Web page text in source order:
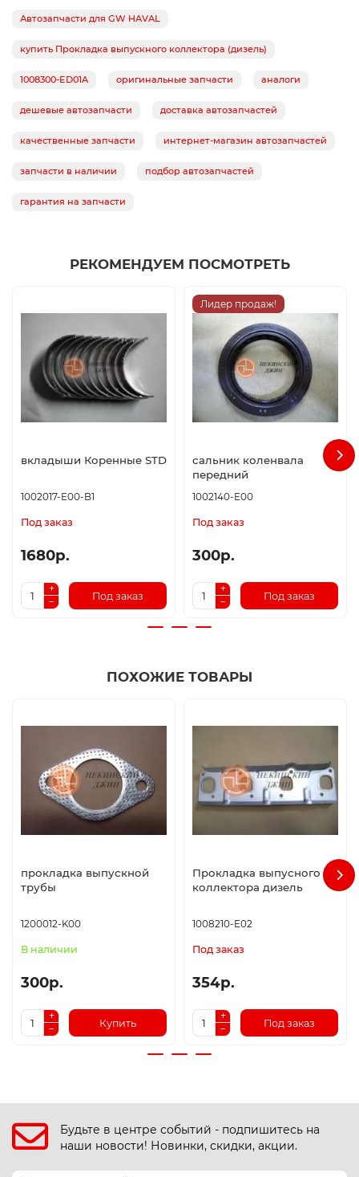
Автозапчасти для GW HAVAL
купить Прокладка выпускного коллектора (дизель)
1008300-ED01A оригинальные запчасти аналоги
дешевые автозапчасти доставка автозапчастей
качественные запчасти интернет-магазин автозапчастей
запчасти в наличии подбор автозапчастей
гарантия на запчасти
РЕКОМЕНДУЕМ ПОСМОТРЕТЬ
вкладыши Коренные STD
1002017-E00-B1
Под заказ
1680р.
Под заказ
Лидер продаж!
сальник коленвала
передний
1002140-E00
Под заказ
300р.
Под заказ
ПОХОЖИЕ ТОВАРЫ
прокладка выпускной
трубы
1200012-K00
В наличии
300р.
Купить
Прокладка выпусного
коллектора дизель
1008210-E02
Под заказ
354р.
Под заказ
Будьте в центре событий - подпишитесь на
наши новости! Новинки, скидки, акции.